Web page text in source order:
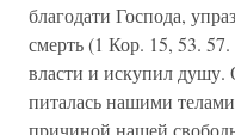
благодати Господа,
смерть (1 Кор. 15, 53.
власти и искупил душу.
питалась нашими
причиной нашей